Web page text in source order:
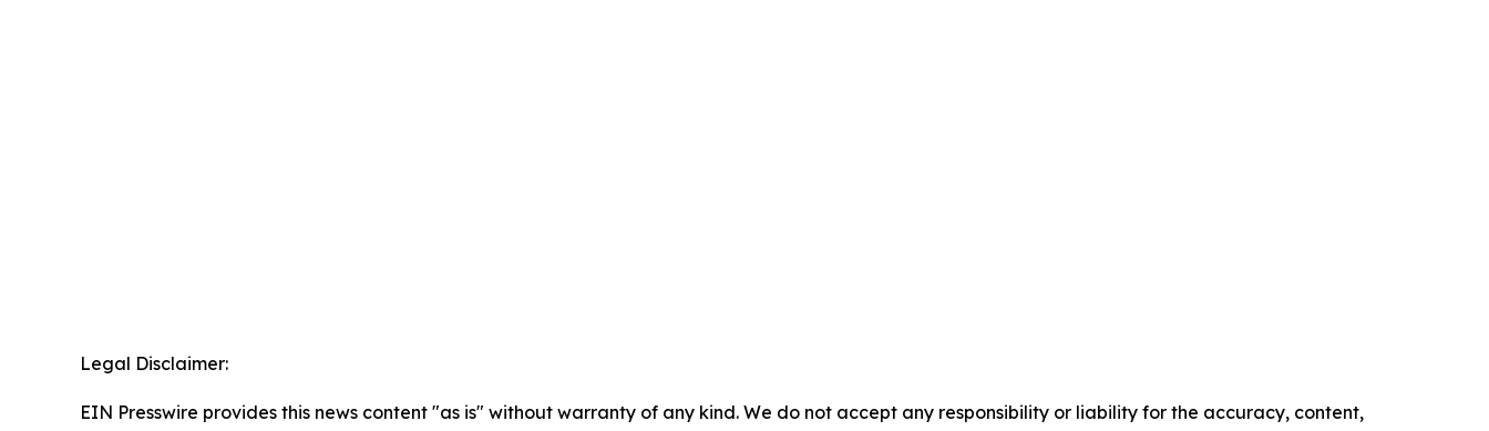
Legal Disclaimer:
EIN Presswire provides this news content "as is" without warranty of any kind. We do not accept any responsibility or liability for the accuracy, content,